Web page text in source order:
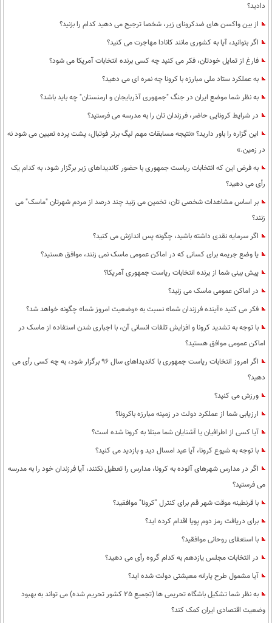
دادید؟
از بین واکسن های ضدکرونای زیر، شخصا ترجیح می دهید کدام را بزنید؟
اگر بتوانید، آیا به کشوری مانند کانادا مهاجرت می کنید؟
فارغ از تمایل خودتان، فکر می کنید چه کسی برنده انتخابات آمریکا می شود؟
به عملکرد ستاد ملی مبارزه با کرونا چه نمره ای می دهید؟
به نظر شما موضع ایران در جنگ "جمهوری آذربایجان و ارمنستان" چه باید باشد؟
در شرایط کرونایی حاضر، فرزندان تان را به مدرسه می فرستید؟
این گزاره را باور دارید؟ «نتیجه مسابقات مهم لیگ برتر فوتبال، پشت پرده تعیین می شود نه
در زمین.»
به فرض این که انتخابات ریاست جمهوری با حضور کاندیداهای زیر برگزار شود، به کدام یک
رأی می دهید؟
بر اساس مشاهدات شخصی تان، تخمین می زنید چند درصد از مردم شهرتان "ماسک" می
زنند؟
اگر سرمایه نقدی داشته باشید، چگونه پس اندازش می کنید؟
یا وضع جریمه برای کسانی که در اماکن عمومی ماسک نمی زنند، موافق هستید؟
پیش بینی شما از برنده انتخابات ریاست جمهوری آمریکا؟
در اماکن عمومی ماسک می زنید؟
فکر می کنید «آینده فرزندان شما» نسبت به «وضعیت امروز شما» چگونه خواهد شد؟
با توجه به تشدید کرونا و افزایش تلفات انسانی آن، با اجباری شدن استفاده از ماسک در
اماکن عمومی موافق هستید؟
اگر امروز انتخابات ریاست جمهوری با کاندیداهای سال 96 برگزار شود، به چه کسی رأی می
دهید؟
ورزش می کنید؟
ارزیابی شما از عملکرد دولت در زمینه مبارزه باکرونا؟
آیا کسی از اطرافیان یا آشنایان شما مبتلا به کرونا شده است؟
با توجه به شیوع کرونا، آیا عید امسال دید و بازدید می کنید؟
اگر در مدارس شهرهای آلوده به کرونا، مدارس را تعطیل نکنند، آیا فرزندان خود را به مدرسه
می فرستید؟
با قرنطینه موقت شهر قم برای کنترل "کرونا" موافقید؟
برای دریافت رمز دوم پویا اقدام کرده اید؟
با استعفای روحانی موافقید؟
در انتخابات مجلس یازدهم به کدام گروه رأی می دهید؟
آیا مشمول طرح یارانه معیشتی دولت شده اید؟
به نظر شما تشکیل باشگاه تحریمی ها (تجمیع 25 کشور تحریم شده) می تواند به بهبود
وضعیت اقتصادی ایران کمک کند؟